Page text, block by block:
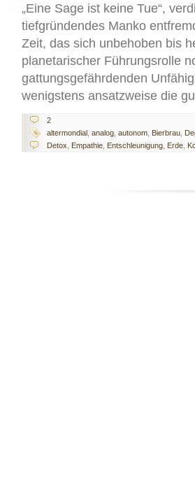
„Eine Sage ist keine Tue“,
tiefgründendes Manko
Zeit, das sich unbehoben bis
planetarischer Führungsrolle
gattungsgefährdenden
wenigstens ansatzweise die
2
altermondial analog autonom Bierbrau
Detox
Empathie Entschleunigung Erde